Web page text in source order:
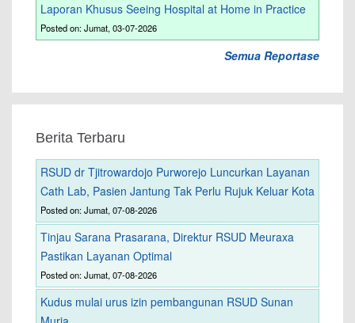
Laporan Khusus Seeing Hospital at Home in Practice
Posted on: Jumat, 03-07-2026
Semua Reportase
Berita Terbaru
RSUD dr Tjitrowardojo Purworejo Luncurkan Layanan
Cath Lab, Pasien Jantung Tak Perlu Rujuk Keluar Kota
Posted on: Jumat, 07-08-2026
Tinjau Sarana Prasarana, Direktur RSUD Meuraxa
Pastikan Layanan Optimal
Posted on: Jumat, 07-08-2026
Kudus mulai urus izin pembangunan RSUD Sunan